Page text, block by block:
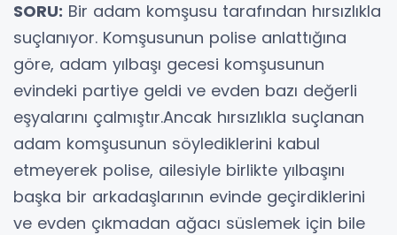
SORU: Bir adam komşusu tarafından hırsızlıkla
suçlanıyor. Komşusunun polise anlattığına
göre, adam yılbaşı gecesi komşusunun
evindeki partiye geldi ve evden bazı değerli
eşyalarını çalmıştır.Ancak hırsızlıkla suçlanan
adam komşusunun söylediklerini kabul
etmeyerek polise, ailesiyle birlikte yılbaşını
başka bir arkadaşlarının evinde geçirdiklerini
ve evden çıkmadan ağacı süslemek için bile